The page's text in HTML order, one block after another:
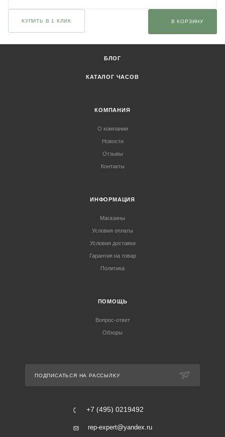
КУПИТЬ В 1 КЛИК В КОРЗИНУ
БЛОГ
КАТАЛОГ ЧАСОВ
КОМПАНИЯ
О компании
Новости
Отзывы
Контакты
ИНФОРМАЦИЯ
Магазины
Условия оплаты
Условия доставки
Гарантия на товар
Политика
ПОМОЩЬ
Вопрос-ответ
Обзоры
ПОДПИСАТЬСЯ НА РАССЫЛКУ
+7 (495) 0219492
rep-expert@yandex.ru